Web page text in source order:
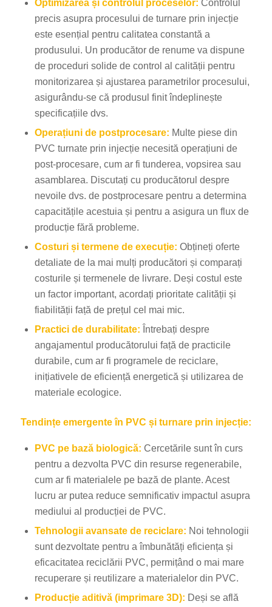
Optimizarea și controlul proceselor: Controlul
precis asupra procesului de turnare prin injecție
este esențial pentru calitatea constantă a
produsului. Un producător de renume va dispune
de proceduri solide de control al calității pentru
monitorizarea și ajustarea parametrilor procesului,
asigurându-se că produsul finit îndeplinește
specificațiile dvs.
Operațiuni de postprocesare: Multe piese din
PVC turnate prin injecție necesită operațiuni de
post-procesare, cum ar fi tunderea, vopsirea sau
asamblarea. Discutați cu producătorul despre
nevoile dvs. de postprocesare pentru a determina
capacitățile acestuia și pentru a asigura un flux de
producție fără probleme.
Costuri și termene de execuție: Obțineți oferte
detaliate de la mai mulți producători și comparați
costurile și termenele de livrare. Deși costul este
un factor important, acordați prioritate calității și
fiabilității față de prețul cel mai mic.
Practici de durabilitate: Întrebați despre
angajamentul producătorului față de practicile
durabile, cum ar fi programele de reciclare,
inițiativele de eficiență energetică și utilizarea de
materiale ecologice.
Tendințe emergente în PVC și turnare prin injecție:
PVC pe bază biologică: Cercetările sunt în curs
pentru a dezvolta PVC din resurse regenerabile,
cum ar fi materialele pe bază de plante. Acest
lucru ar putea reduce semnificativ impactul asupra
mediului al producției de PVC.
Tehnologii avansate de reciclare: Noi tehnologii
sunt dezvoltate pentru a îmbunătăți eficiența și
eficacitatea reciclării PVC, permițând o mai mare
recuperare și reutilizare a materialelor din PVC.
Producție aditivă (imprimare 3D): Deși se află